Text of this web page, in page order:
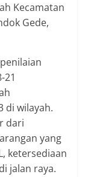
Kecamatan
Gede,
21
di wilayah.
dari
yang
ketersediaan
jalan raya.